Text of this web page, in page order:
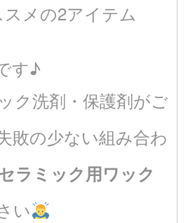
メの2アイテム
す♪
ク洗剤・保護剤がご
敗の少ない組み合わ
ラミック用ワック
い